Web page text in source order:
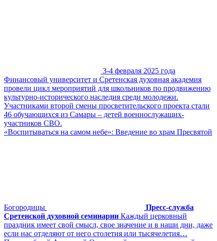
3-4 февраля 2025 года
Финансовый университет и Сретенская духовная академия
провели цикл мероприятий для школьников по продвижению
культурно-исторического наследия среди молодежи.
Участниками второй смены просветительского проекта стали
46 обучающихся из Самары – детей военнослужащих-
участников СВО.
«Воспитываться на самом небе»: Введение во храм Пресвятой
Богородицы
Пресс-служба
Сретенской духовной семинарии Каждый церковный
праздник имеет свой смысл, свое значение и в наши дни, даже
если нас отделяют от него столетия или тысячелетия…